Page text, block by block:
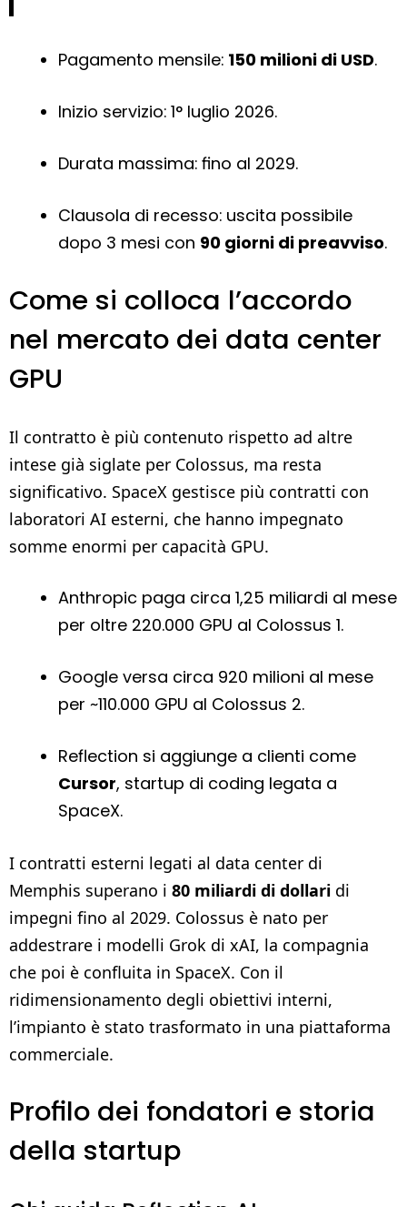
Pagamento mensile: 150 milioni di USD.
Inizio servizio: 1° luglio 2026.
Durata massima: fino al 2029.
Clausola di recesso: uscita possibile
dopo 3 mesi con 90 giorni di preavviso.
Come si colloca l’accordo
nel mercato dei data center
GPU
Il contratto è più contenuto rispetto ad altre
intese già siglate per Colossus, ma resta
significativo. SpaceX gestisce più contratti con
laboratori AI esterni, che hanno impegnato
somme enormi per capacità GPU.
Anthropic paga circa 1,25 miliardi al mese
per oltre 220.000 GPU al Colossus 1.
Google versa circa 920 milioni al mese
per ~110.000 GPU al Colossus 2.
Reflection si aggiunge a clienti come
Cursor, startup di coding legata a
SpaceX.
I contratti esterni legati al data center di
Memphis superano i 80 miliardi di dollari di
impegni fino al 2029. Colossus è nato per
addestrare i modelli Grok di xAI, la compagnia
che poi è confluita in SpaceX. Con il
ridimensionamento degli obiettivi interni,
l’impianto è stato trasformato in una piattaforma
commerciale.
Profilo dei fondatori e storia
della startup